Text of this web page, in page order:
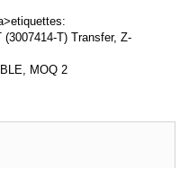
T) Transfer, Z-
MOQ 2